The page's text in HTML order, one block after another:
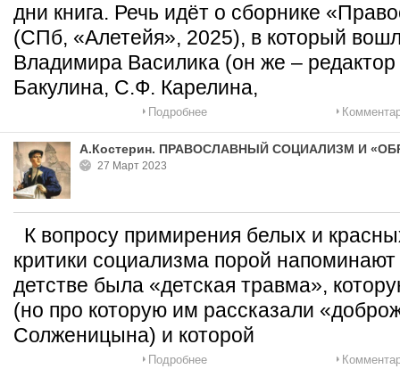
дни книга. Речь идёт о сборнике
(СПб, «Алетейя», 2025), в который
Владимира Василика (он же –
Бакулина, С.Ф. Карелина,
Подробнее
А.Костерин. ПРАВОСЛАВНЫЙ СОЦИАЛИЗМ И
27 Март 2023
К вопросу примирения белых и
критики социализма порой напоминают
детстве была «детская травма»,
(но про которую им рассказали
Солженицына) и которой
Подробнее